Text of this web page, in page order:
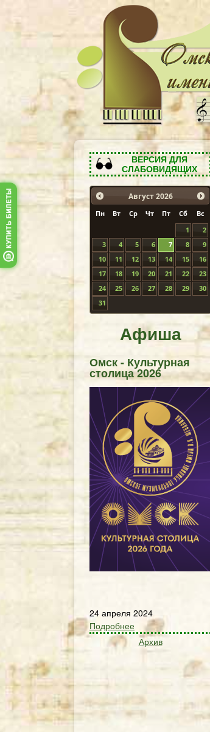
ВЕРСИЯ ДЛЯ
СЛАБОВИДЯЩИХ
Август 2026
Пн Вт Ср Чт Пт Сб
Вс
1
2
3
4 5 6 7 8
9
10
11 12 13 14 15
16
17
18 19 20 21 22
23
24
25 26 27 28 29
30
31
Афиша
Омск - Культурная
столица 2026
24 апреля 2024
Подробнее
Архив